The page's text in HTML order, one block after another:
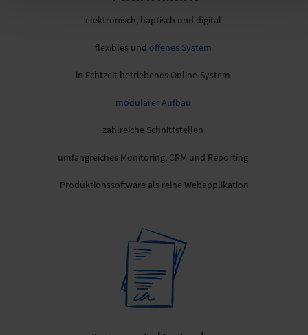
elektronisch, haptisch und digital
flexibles und offenes System
in Echtzeit betriebenes Online-System
modularer Aufbau
zahlreiche Schnittstellen
umfangreiches Monitoring, CRM und Reporting
Produktionssoftware als reine Webapplikation